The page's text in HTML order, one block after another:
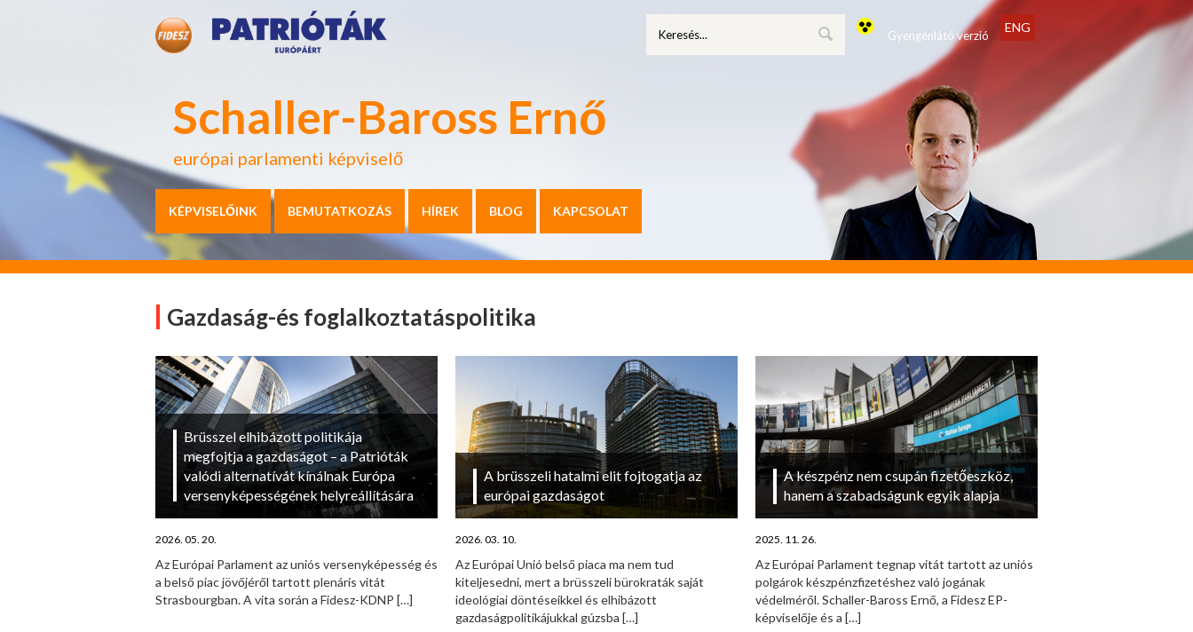
Schaller-Baross Ernő
európai parlamenti képviselő
Gyengénlátó verzió
ENG
KÉPVISELŐINK BEMUTATKOZÁS HÍREK BLOG KAPCSOLAT
Gazdaság-és foglalkoztatáspolitika
Brüsszel elhibázott politikája
megfojtja a gazdaságot – a Patrióták
valódi alternatívát kínálnak Európa
versenyképességének helyreállítására
2026. 05. 20.
Az Európai Parlament az uniós versenyképesség és
a belső piac jövőjéről tartott plenáris vitát
Strasbourgban. A vita során a Fidesz-KDNP […]
A brüsszeli hatalmi elit fojtogatja az
európai gazdaságot
2026. 03. 10.
Az Európai Unió belső piaca ma nem tud
kiteljesedni, mert a brüsszeli bürokraták saját
ideológiai döntéseikkel és elhibázott
gazdaságpolitikájukkal gúzsba […]
A készpénz nem csupán fizetőeszköz,
hanem a szabadságunk egyik alapja
2025. 11. 26.
Az Európai Parlament tegnap vitát tartott az uniós
polgárok készpénzfizetéshez való jogának
védelméről. Schaller-Baross Ernő, a Fidesz EP-
képviselője és a […]